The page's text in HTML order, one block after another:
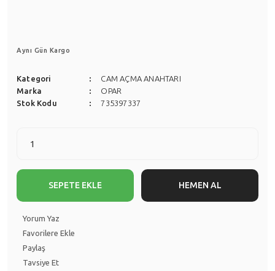
Aynı Gün Kargo
Kategori
CAM AÇMA ANAHTARI
Marka
OPAR
Stok Kodu
735397337
SEPETE EKLE HEMEN AL
Yorum Yaz
Paylaş
Tavsiye Et